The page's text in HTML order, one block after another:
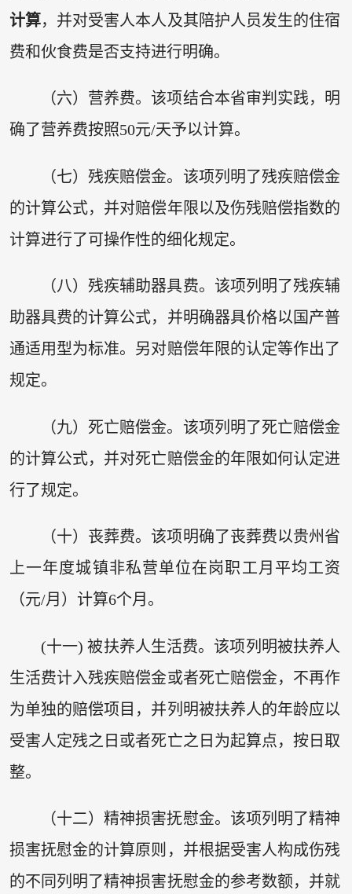
计算，并对受害人本人及其陪护人员发生的住宿
费和伙食费是否支持进行明确。
（六）营养费。该项结合本省审判实践，明
确了营养费按照50元/天予以计算。
（七）残疾赔偿金。该项列明了残疾赔偿金
的计算公式，并对赔偿年限以及伤残赔偿指数的
计算进行了可操作性的细化规定。
（八）残疾辅助器具费。该项列明了残疾辅
助器具费的计算公式，并明确器具价格以国产普
通适用型为标准。另对赔偿年限的认定等作出了
规定。
（九）死亡赔偿金。该项列明了死亡赔偿金
的计算公式，并对死亡赔偿金的年限如何认定进
行了规定。
（十）丧葬费。该项明确了丧葬费以贵州省
上一年度城镇非私营单位在岗职工月平均工资
（元/月）计算6个月。
(十一) 被扶养人生活费。该项列明被扶养人
生活费计入残疾赔偿金或者死亡赔偿金，不再作
为单独的赔偿项目，并列明被扶养人的年龄应以
受害人定残之日或者死亡之日为起算点，按日取
整。
（十二）精神损害抚慰金。该项列明了精神
损害抚慰金的计算原则，并根据受害人构成伤残
的不同列明了精神损害抚慰金的参考数额，并就